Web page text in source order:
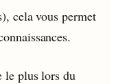
cela vous permet
le plus lors du